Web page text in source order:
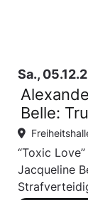
Sa.,
Belle:
“Toxic
Jacqueline